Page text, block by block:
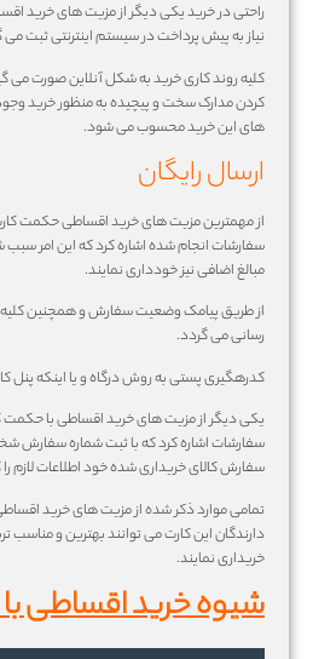
راحتی در خرید یکی دیگر از مزیت های خرید
نیاز به پیش پرداخت در سیستم اینترنتی ثبت می
کلیه روند کاری خرید به شکل آنلاین صورت می
کردن مدارک سخت و پیچیده به منظور خرید
های این خرید محسوب می شود.
ارسال رایگان
از مهمترین مزیت های خرید اقساطی حکمت کارت
سفارشات انجام شده اشاره کرد که این امر سبب
مبالغ اضافی نیز خودداری نمایند.
از طریق پیامک وضعیت سفارش و همچنین
رسانی می گردد.
کدرهگیری پستی به روش درگاه و یا اینکه پنل
یکی دیگر از مزیت های خرید اقساطی با حکمت
سفارشات اشاره کرد که با ثبت شماره سفارش
سفارش کالای خریداری شده خود اطلاعات لازم
تمامی موارد ذکر شده از مزیت های خرید
دارندگان این کارت می توانند بهترین و مناسب
خریداری نمایند.
شیوه خرید اقساطی